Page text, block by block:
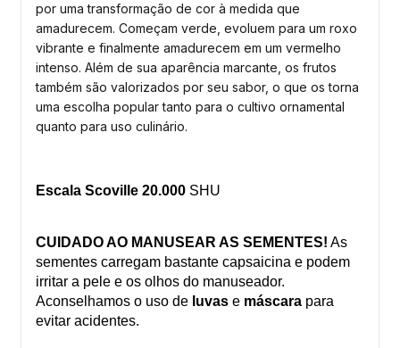
por uma transformação de cor à medida que
amadurecem. Começam verde, evoluem para um roxo
vibrante e finalmente amadurecem em um vermelho
intenso. Além de sua aparência marcante, os frutos
também são valorizados por seu sabor, o que os torna
uma escolha popular tanto para o cultivo ornamental
quanto para uso culinário.
Escala Scoville 20.000 SHU
CUIDADO AO MANUSEAR AS SEMENTES! As
sementes carregam bastante capsaicina e podem
irritar a pele e os olhos do manuseador.
Aconselhamos o uso de luvas e máscara para
evitar acidentes.